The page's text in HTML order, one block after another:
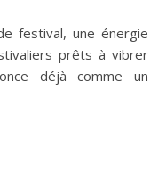
festival, une énergie
prêts à vibrer
déjà comme un